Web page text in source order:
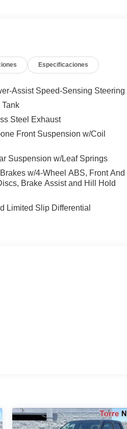
Especificaciones
Assist Speed-Sensing Steering
Tank
Steel Exhaust
Front Suspension w/Coil
Suspension w/Leaf Springs
w/4-Wheel ABS, Front And
Brake Assist and Hill Hold
Limited Slip Differential